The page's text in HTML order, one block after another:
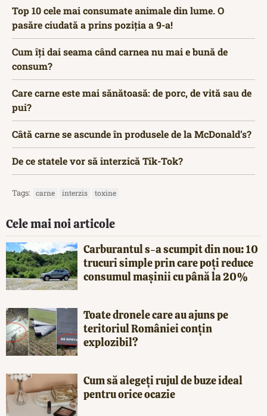
Top 10 cele mai consumate animale din lume. O
pasăre ciudată a prins poziția a 9-a!
Cum îți dai seama când carnea nu mai e bună de
consum?
Care carne este mai sănătoasă: de porc, de vită sau de
pui?
Câtă carne se ascunde în produsele de la McDonald’s?
De ce statele vor să interzică Tik-Tok?
Tags: carne interzis toxine
Cele mai noi articole
Carburantul s-a scumpit din nou: 10
trucuri simple prin care poți reduce
consumul mașinii cu până la 20%
Toate dronele care au ajuns pe
teritoriul României conțin
explozibil?
Cum să alegeți rujul de buze ideal
pentru orice ocazie